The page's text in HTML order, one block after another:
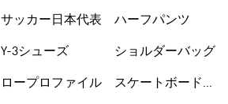
サッカー日本代表
Y-3シューズ
ロープロファイル
ハーフパンツ
ショルダーバッグ
スケートボードシ